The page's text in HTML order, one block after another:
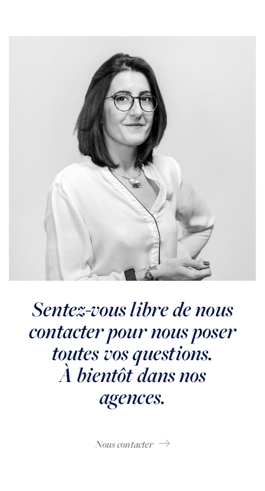
MEUDON
MEUDON - BELLEVUE
Appartement 6 pièces avec belle terrasse de 50m²
VENDU
Sentez-vous libre de nous
contacter pour nous poser
toutes vos questions.
À bientôt dans nos
agences.
Nous contacter